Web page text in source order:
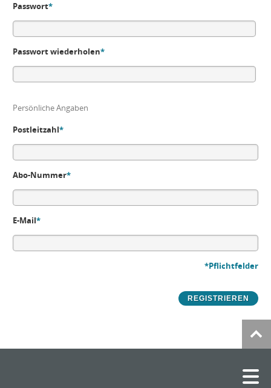
Passwort*
Passwort wiederholen*
Persönliche Angaben
Postleitzahl*
Abo-Nummer*
E-Mail*
*Pflichtfelder